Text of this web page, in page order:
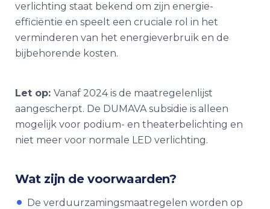
verlichting staat bekend om zijn energie-
efficiëntie en speelt een cruciale rol in het
verminderen van het energieverbruik en de
bijbehorende kosten.
Let op: Vanaf 2024 is de maatregelenlijst
aangescherpt. De DUMAVA subsidie is alleen
mogelijk voor podium- en theaterbelichting en
niet meer voor normale LED verlichting.
Wat zijn de voorwaarden?
De verduurzamingsmaatregelen worden op